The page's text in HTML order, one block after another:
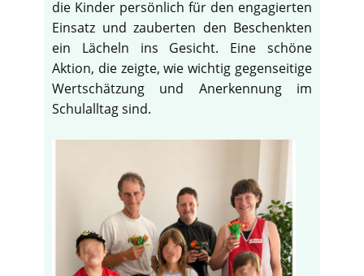
die Kinder persönlich für den engagierten
Einsatz und zauberten den Beschenkten
ein Lächeln ins Gesicht. Eine schöne
Aktion, die zeigte, wie wichtig gegenseitige
Wertschätzung und Anerkennung im
Schulalltag sind.